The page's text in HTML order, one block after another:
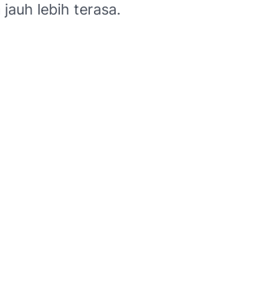
jauh lebih terasa.